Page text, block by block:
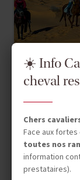
LA
☀️ Info
cheval
Chers
Face aux
toutes nos
information
prestataires).